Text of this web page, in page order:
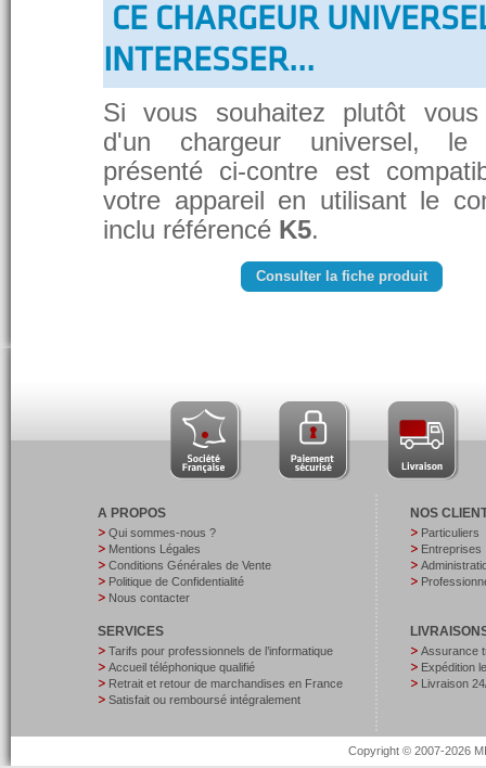
CE CHARGEUR
INTERESSER...
Si vous souhaitez plutôt vous
d'un chargeur universel, le
présenté ci-contre est
votre appareil en utilisant le
inclu référencé K5.
Consulter la fiche produit
A PROPOS
Qui sommes-nous ?
Mentions Légales
Conditions Générales de Vente
Politique de Confidentialité
Nous contacter
SERVICES
Tarifs pour professionnels de l’informatique
Accueil téléphonique qualifié
Retrait et retour de marchandises en France
Satisfait ou remboursé intégralement
NOS
Particuliers
Entreprises
Assurance
Expédition
Livraison
Copyright © 2007-2026